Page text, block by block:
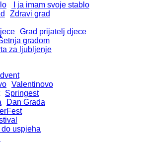
I ja imam svoje stablo
Zdravi grad
Grad prijatelj djece
gradom
za ljubljenje
Valentinovo
Springest
Dan Grada
uspjeha